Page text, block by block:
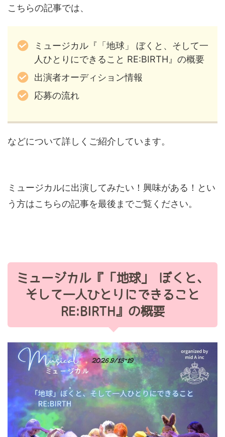
こちらの記事では、
ミュージカル『「地球」 ぼくと、そして一
人ひとりにできること RE:BIRTH』の概要
出演者オーディション情報
応募の流れ
などについて詳しくご紹介しています。
ミュージカルに出演してみたい！興味がある！とい
う方はこちらの記事を最後までご覧ください。
ミュージカル『「地球」 ぼくと、
そして一人ひとりにできること
RE:BIRTH』の概要